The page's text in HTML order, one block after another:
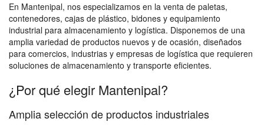
En Mantenipal, nos especializamos en la venta de paletas,
contenedores, cajas de plástico, bidones y equipamiento
industrial para almacenamiento y logística. Disponemos de una
amplia variedad de productos nuevos y de ocasión, diseñados
para comercios, industrias y empresas de logística que requieren
soluciones de almacenamiento y transporte eficientes.
¿Por qué elegir Mantenipal?
Amplia selección de productos industriales